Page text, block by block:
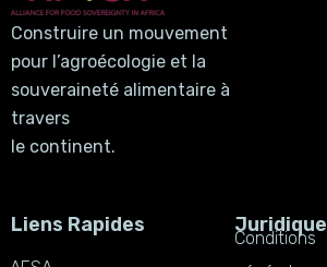
Construire un mouvement
pour l’agroécologie et la
souveraineté alimentaire à
travers
le continent.
Liens Rapides Juridique
Conditions